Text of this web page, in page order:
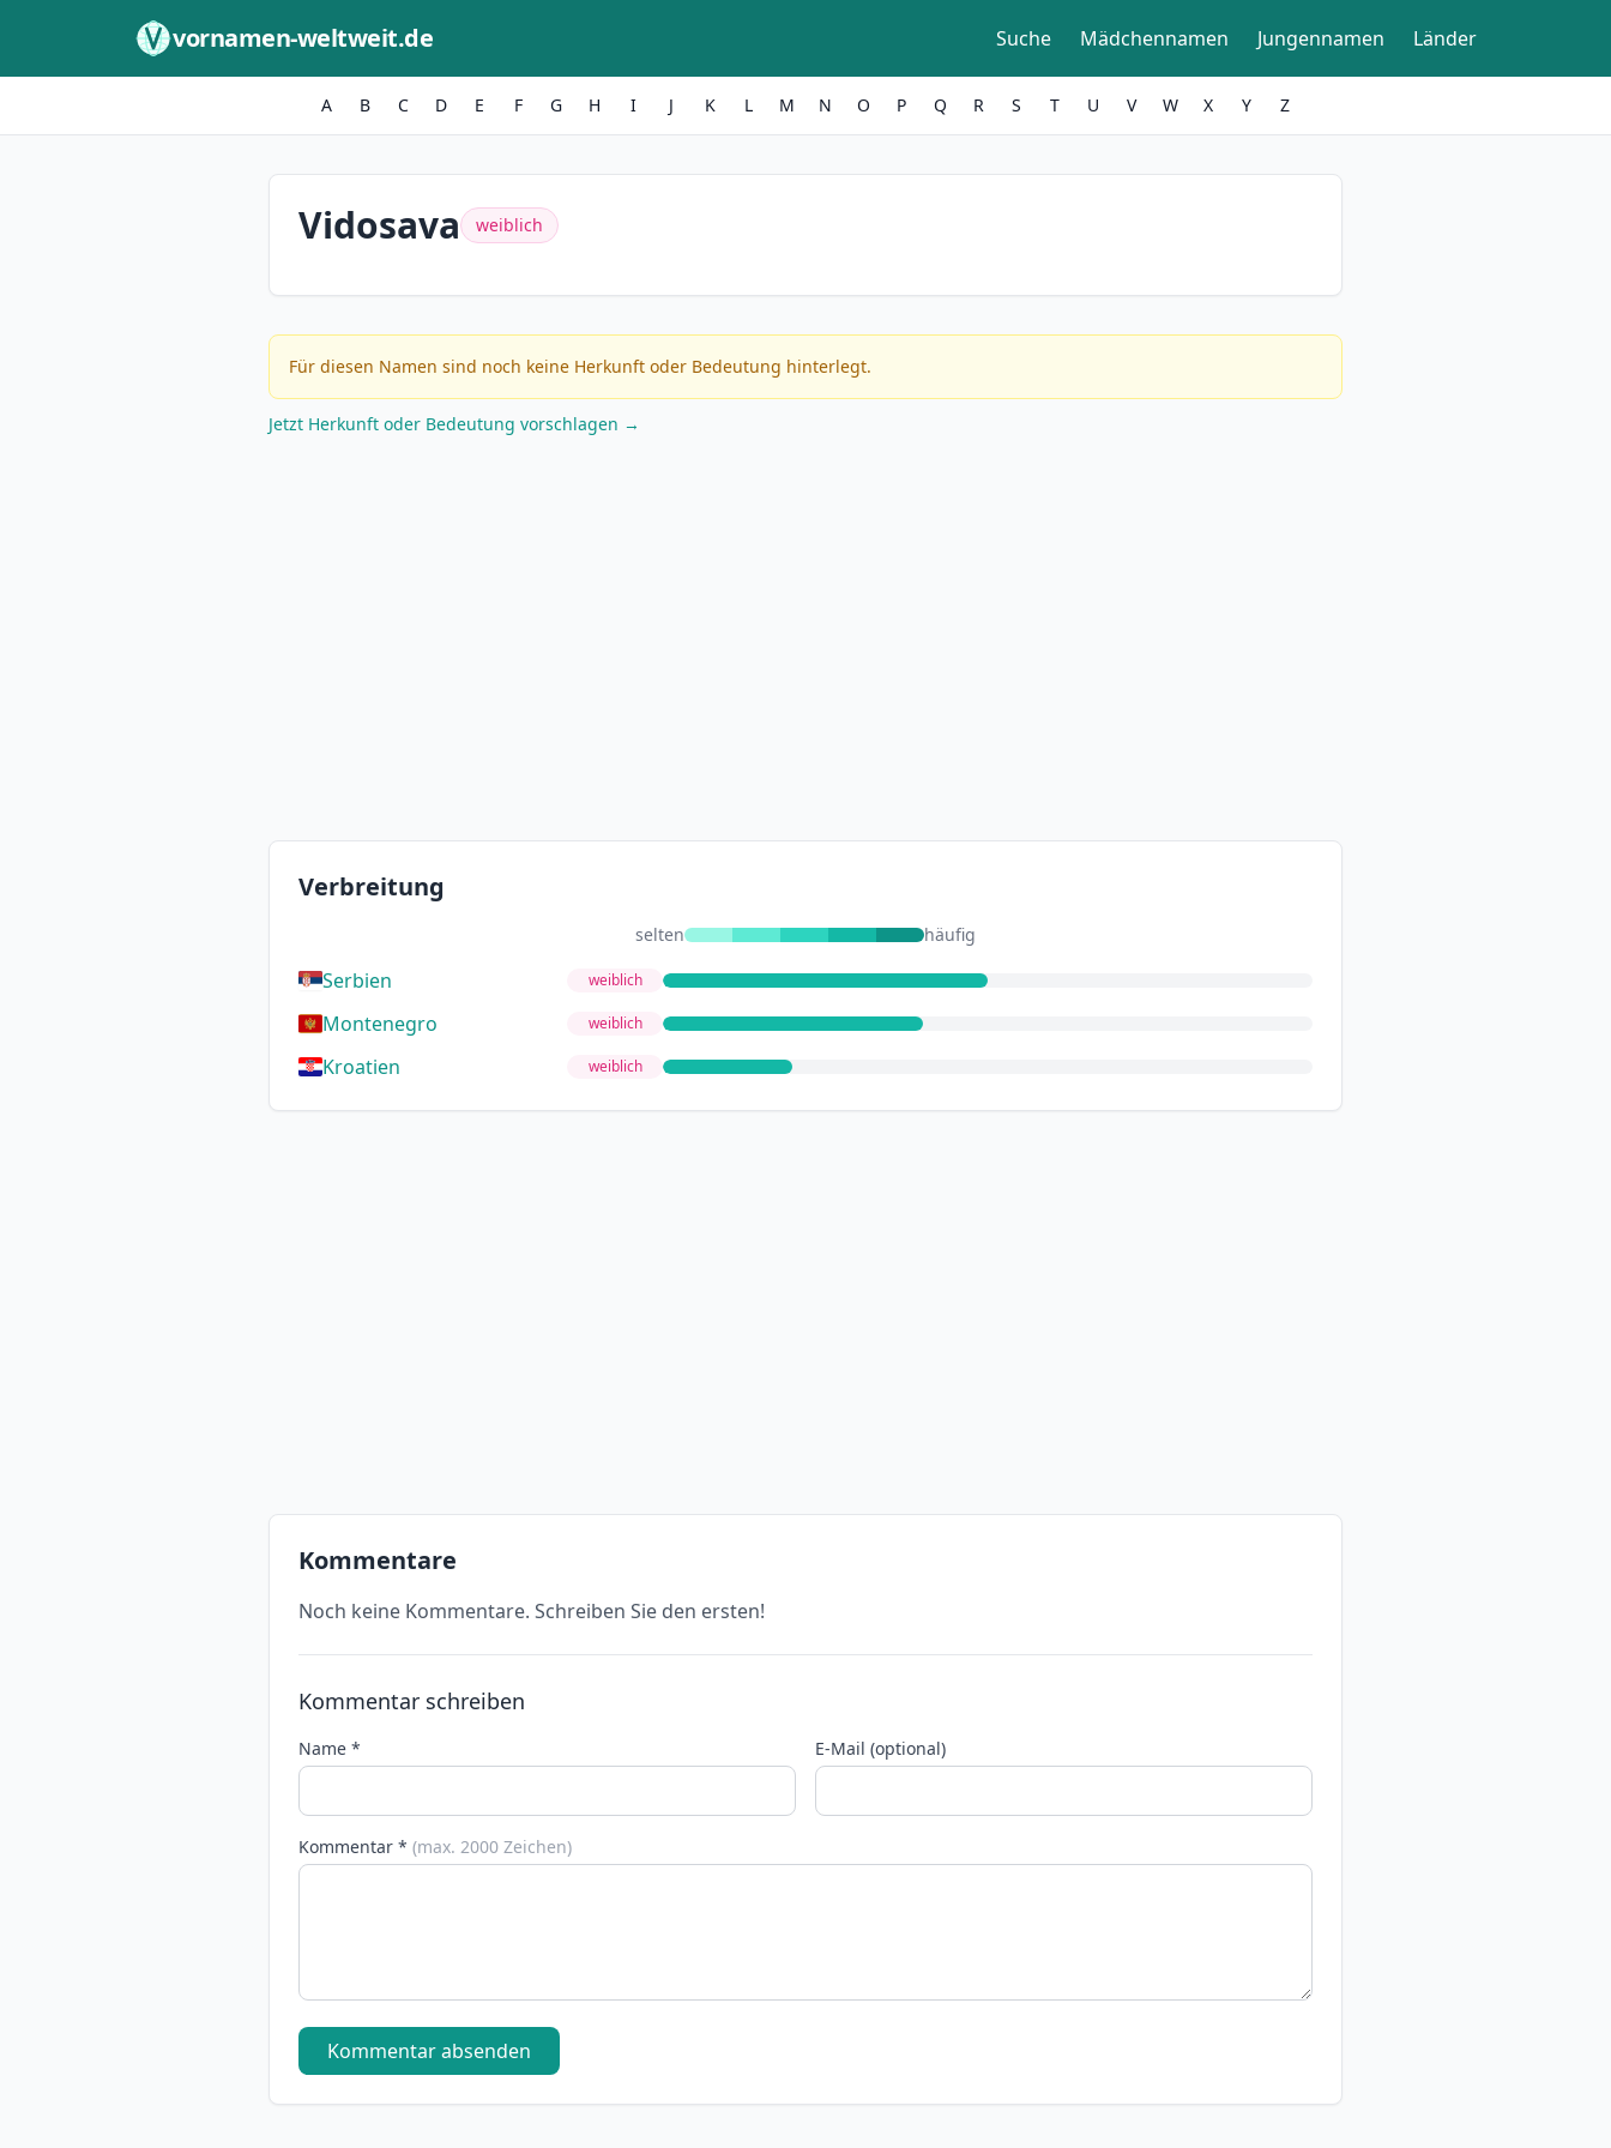
vornamen-weltweit.de Suche Mädchennamen Jungennamen Länder
A B C D E F G H I J K L M N O P Q R S T U V W X Y Z
Vidosava weiblich
Für diesen Namen sind noch keine Herkunft oder Bedeutung hinterlegt.
Jetzt Herkunft oder Bedeutung vorschlagen →
Verbreitung
selten häufig
Serbien weiblich
Montenegro weiblich
Kroatien weiblich
Kommentare
Noch keine Kommentare. Schreiben Sie den ersten!
Kommentar schreiben
Name * E-Mail (optional)
Kommentar * (max. 2000 Zeichen)
Kommentar absenden